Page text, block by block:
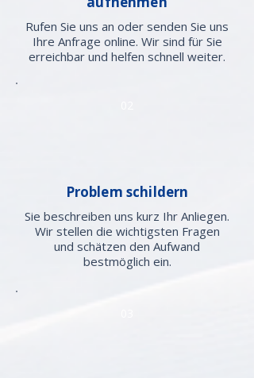
Rufen Sie uns an oder senden Sie uns
Ihre Anfrage online. Wir sind für Sie
erreichbar und helfen schnell weiter.
Problem schildern
Sie beschreiben uns kurz Ihr Anliegen.
Wir stellen die wichtigsten Fragen
und schätzen den Aufwand
bestmöglich ein.